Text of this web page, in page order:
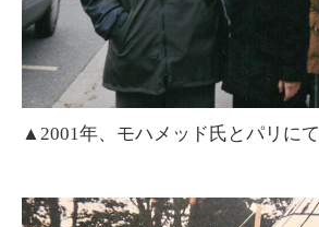
▲2001年、モハメッド氏とパリにて